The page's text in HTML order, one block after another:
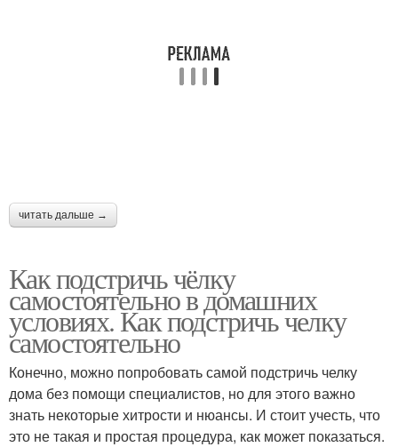
читать дальше →
Как подстричь чёлку
самостоятельно в домашних
условиях. Как подстричь челку
самостоятельно
Конечно, можно попробовать самой подстричь челку
дома без помощи специалистов, но для этого важно
знать некоторые хитрости и нюансы. И стоит учесть, что
это не такая и простая процедура, как может показаться.